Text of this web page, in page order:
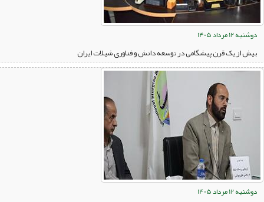
دوشنبه 12 مرداد 1405
بیش از یک قرن پیشگامی در توسعه دانش و فناوری شیلات ایران
دوشنبه 12 مرداد 1405